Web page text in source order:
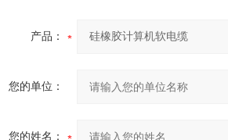
产品：
您的单位：
您的姓名：